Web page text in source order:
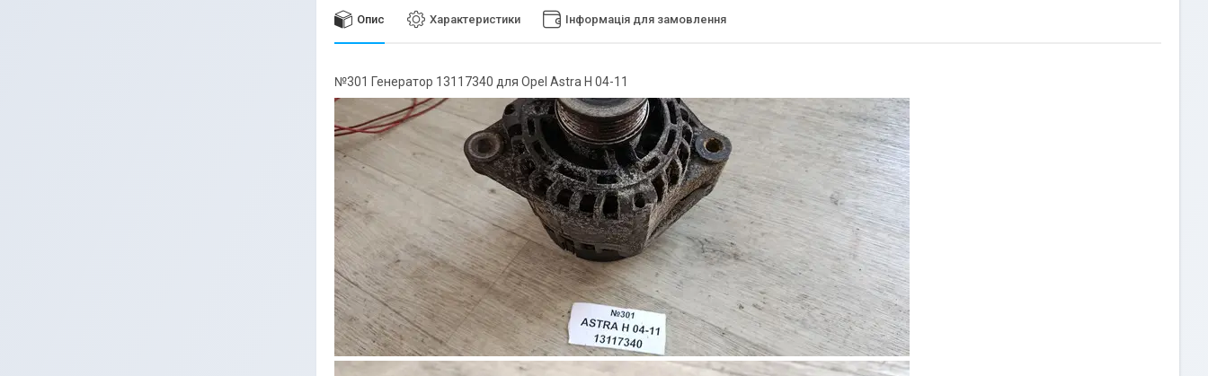
Опис Характеристики Інформація для замовлення
№301 Генератор 13117340 для Opel Astra H 04-11